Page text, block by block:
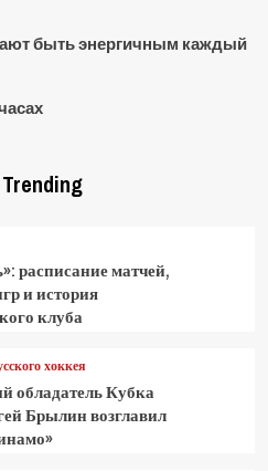
быть энергичным каждый
расписание матчей,
и история
клуба
хоккея
обладатель Кубка
Брылин возглавил